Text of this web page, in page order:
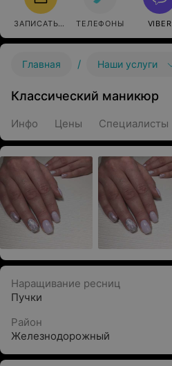
ЗАПИСАТЬСЯ ТЕЛЕФОНЫ VIBER
Главная / Наши услуги
Классический маникюр
Инфо Цены Специалисты
Наращивание ресниц
Пучки
Район
Железнодорожный